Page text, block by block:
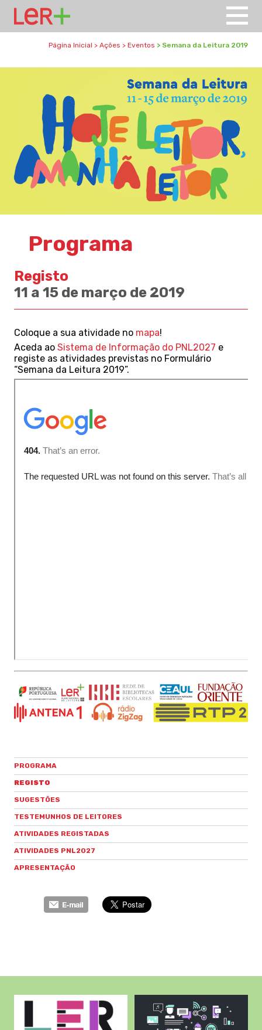
Página Inicial > Ações > Eventos > Semana da Leitura 2019
Programa
Registo
11 a 15 de março de 2019
Coloque a sua atividade no mapa!
Aceda ao Sistema de Informação do PNL2027 e
registe as atividades previstas no Formulário
“Semana da Leitura 2019”.
PROGRAMA
REGISTO
SUGESTÕES
TESTEMUNHOS DE LEITORES
ATIVIDADES REGISTADAS
ATIVIDADES PNL2027
APRESENTAÇÃO